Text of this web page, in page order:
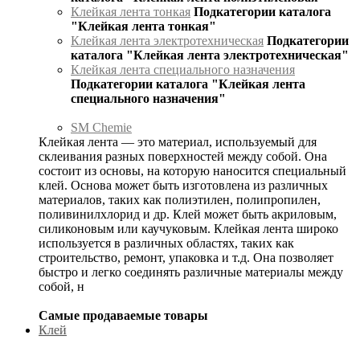
Клейкая лента тонкая Подкатегории каталога
"Клейкая лента тонкая"
Клейкая лента электротехническая Подкатегории
каталога "Клейкая лента электротехническая"
Клейкая лента специального назначения
Подкатегории каталога "Клейкая лента
специального назначения"
SM Chemie
Клейкая лента — это материал, используемый для
склеивания разных поверхностей между собой. Она
состоит из основы, на которую наносится специальный
клей. Основа может быть изготовлена из различных
материалов, таких как полиэтилен, полипропилен,
поливинилхлорид и др. Клей может быть акриловым,
силиконовым или каучуковым. Клейкая лента широко
используется в различных областях, таких как
строительство, ремонт, упаковка и т.д. Она позволяет
быстро и легко соединять различные материалы между
собой, н
Самые продаваемые товары
Клей